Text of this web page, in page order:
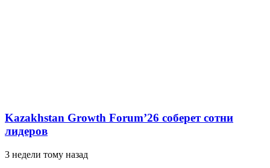
Kazakhstan Growth Forum’26 соберет сотни
лидеров
3 недели тому назад